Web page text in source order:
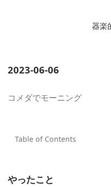
器楽
2023-06-06
コメダでモーニング
やったこと